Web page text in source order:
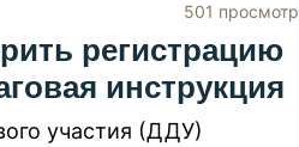
501 просмотр
регистрацию
инструкция
участия (ДДУ)